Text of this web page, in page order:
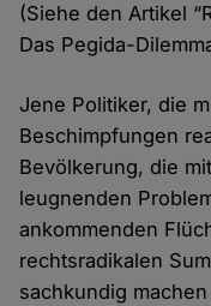
(Siehe den Artikel
Das Pegida-
Jene Politiker, die
Beschimpfungen
Bevölkerung, die
leugnenden
ankommenden
rechtsradikalen
sachkundig